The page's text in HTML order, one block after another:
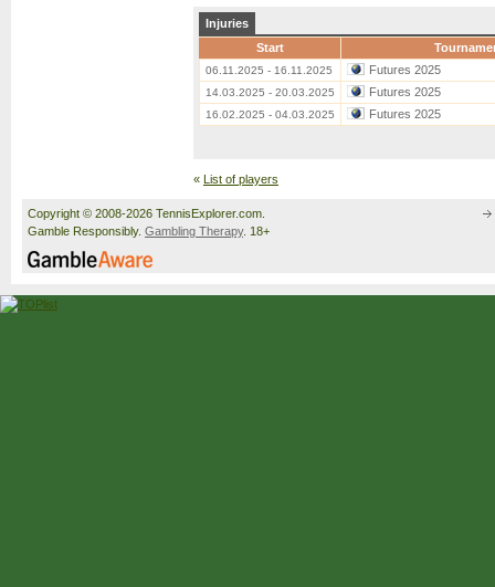
Injuries
Start
06.11.2025 - 16.11.2025 Futures 2025
14.03.2025 - 20.03.2025 Futures 2025
16.02.2025 - 04.03.2025 Futures 2025
« List of players
Copyright © 2008-2026 TennisExplorer.com.
Gamble Responsibly. Gambling Therapy. 18+